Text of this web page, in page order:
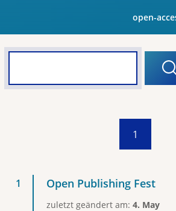
open-
1
Open Publishing Fest
zuletzt geändert am: 4. May